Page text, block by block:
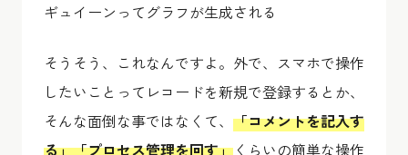
ギュイーンってグラフが生成される
そうそう、これなんですよ。外で、スマホで操作
したいことってレコードを新規で登録するとか、
そんな面倒な事ではなくて、 「コメントを記入す
る」「プロセス管理を回す」 くらいの簡単な操作